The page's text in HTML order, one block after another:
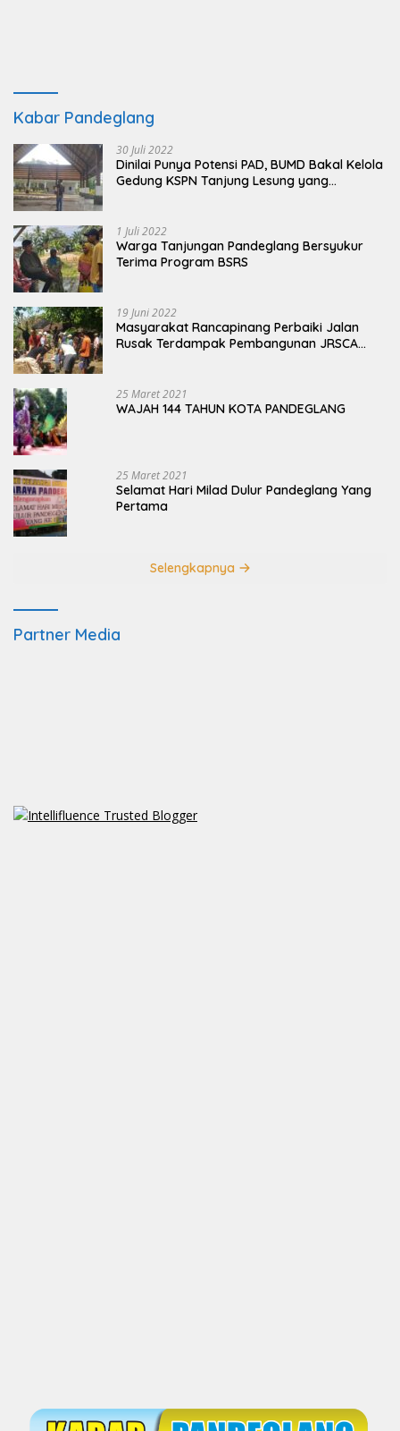
Kabar Pandeglang
30 Juli 2022
Dinilai Punya Potensi PAD, BUMD Bakal Kelola
Gedung KSPN Tanjung Lesung yang
1 Juli 2022
Warga Tanjungan Pandeglang Bersyukur
Terima Program BSRS
19 Juni 2022
Masyarakat Rancapinang Perbaiki Jalan
Rusak Terdampak Pembangunan JRSCA
25 Maret 2021
WAJAH 144 TAHUN KOTA PANDEGLANG
25 Maret 2021
Selamat Hari Milad Dulur Pandeglang Yang
Pertama
Selengkapnya
Partner Media